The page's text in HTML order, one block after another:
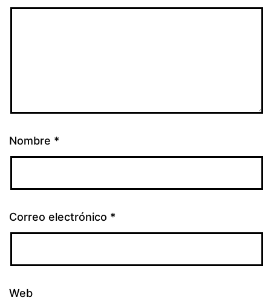
Nombre *
Correo electrónico *
Web